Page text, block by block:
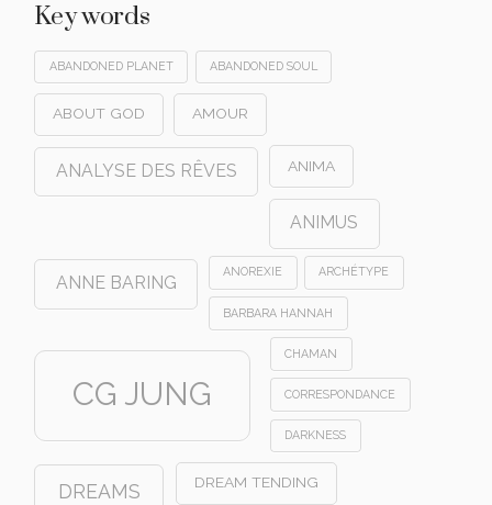
Key words
ABANDONED PLANET ABANDONED SOUL
ABOUT GOD AMOUR
ANALYSE DES RÊVES ANIMA
ANIMUS
ANNE BARING
ANOREXIE ARCHÉTYPE
BARBARA HANNAH
CG JUNG
CHAMAN
CORRESPONDANCE
DARKNESS
DREAMS DREAM TENDING